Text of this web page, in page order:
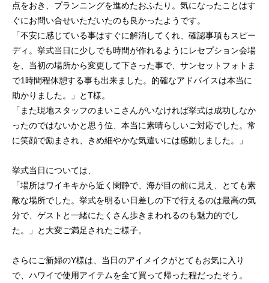
点をおき、プランニングを進めたおふたり。気になったことはす
ぐにお問い合せいただいたのも良かったようです。
「不安に感じている事はすぐに解消してくれ、確認事項もスピー
ディ。挙式当日に少しでも時間が作れるようにレセプション会場
を、当初の場所から変更して下さった事で、サンセットフォトま
で1時間程休憩する事も出来ました。的確なアドバイスは本当に
助かりました。」とT様。
「また現地スタッフのまいこさんがいなければ挙式は成功しなか
ったのではないかと思う位、本当に素晴らしいご対応でした。常
に笑顔で励まされ、きめ細やかな気遣いには感動しました。」
挙式当日については、
「場所はワイキキから近く閑静で、海が目の前に見え、とても素
敵な場所でした。挙式を明るい日差しの下で行えるのは最高の気
分で、ゲストと一緒にたくさん歩きまわれるのも魅力的でし
た。」と大変ご満足されたご様子。
さらにご新婦のY様は、当日のアイメイクがとてもお気に入り
で、ハワイで使用アイテムを全て買って帰った程だったそう。